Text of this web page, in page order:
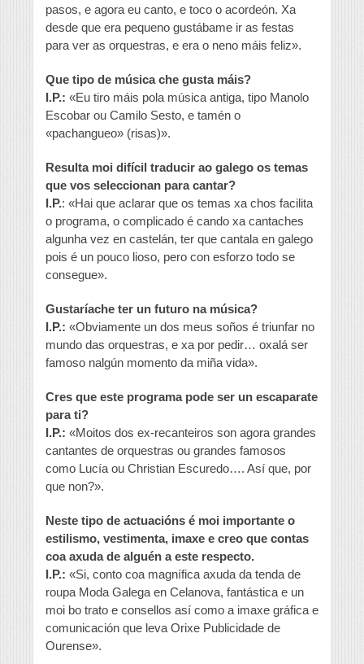
pasos, e agora eu canto, e toco o acordeón. Xa
desde que era pequeno gustábame ir as festas
para ver as orquestras, e era o neno máis feliz».
Que tipo de música che gusta máis?
I.P.: «Eu tiro máis pola música antiga, tipo Manolo
Escobar ou Camilo Sesto, e tamén o
«pachangueo» (risas)».
Resulta moi difícil traducir ao galego os temas
que vos seleccionan para cantar?
I.P.: «Hai que aclarar que os temas xa chos facilita
o programa, o complicado é cando xa cantaches
algunha vez en castelán, ter que cantala en galego
pois é un pouco lioso, pero con esforzo todo se
consegue».
Gustaríache ter un futuro na música?
I.P.: «Obviamente un dos meus soños é triunfar no
mundo das orquestras, e xa por pedir… oxalá ser
famoso nalgún momento da miña vida».
Cres que este programa pode ser un escaparate
para ti?
I.P.: «Moitos dos ex-recanteiros son agora grandes
cantantes de orquestras ou grandes famosos
como Lucía ou Christian Escuredo…. Así que, por
que non?».
Neste tipo de actuacións é moi importante o
estilismo, vestimenta, imaxe e creo que contas
coa axuda de alguén a este respecto.
I.P.: «Si, conto coa magnífica axuda da tenda de
roupa Moda Galega en Celanova, fantástica e un
moi bo trato e consellos así como a imaxe gráfica e
comunicación que leva Orixe Publicidade de
Ourense».